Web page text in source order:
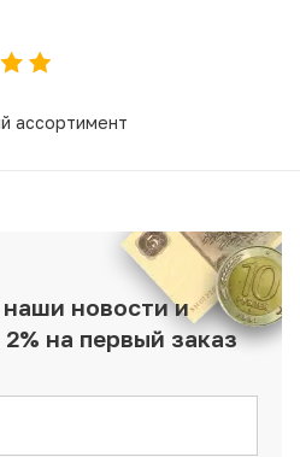
ассортимент
новости и
на первый заказ